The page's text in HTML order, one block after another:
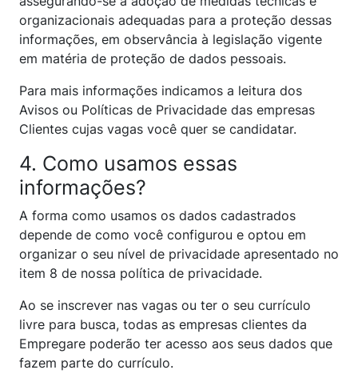
organizacionais adequadas para a proteção dessas
informações, em observância à legislação vigente
em matéria de proteção de dados pessoais.
Para mais informações indicamos a leitura dos
Avisos ou Políticas de Privacidade das empresas
Clientes cujas vagas você quer se candidatar.
4. Como usamos essas
informações?
A forma como usamos os dados cadastrados
depende de como você configurou e optou em
organizar o seu nível de privacidade apresentado no
item 8 de nossa política de privacidade.
Ao se inscrever nas vagas ou ter o seu currículo
livre para busca, todas as empresas clientes da
Empregare poderão ter acesso aos seus dados que
fazem parte do currículo.